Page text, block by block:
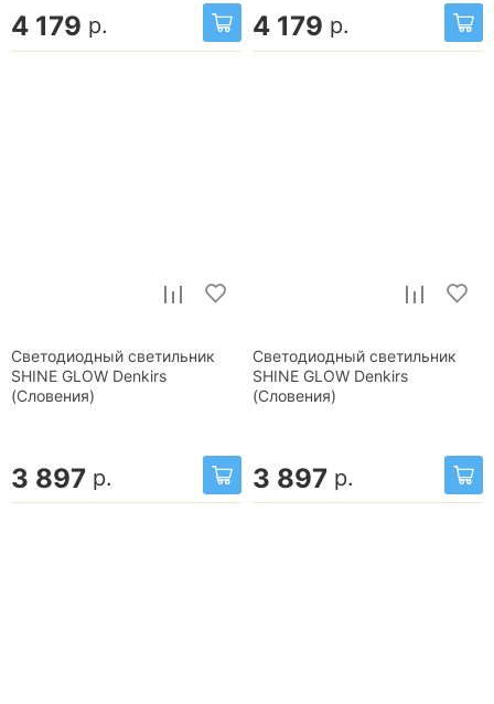
4 179 р. 4 179 р.
Светодиодный светильник
SHINE GLOW Denkirs
(Словения)
3 897 р.
Светодиодный светильник
SHINE GLOW Denkirs
(Словения)
3 897 р.